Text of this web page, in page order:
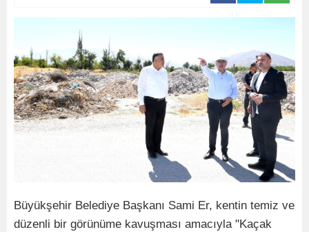
Büyükşehir Belediye Başkanı Sami Er, kentin temiz ve
düzenli bir görünüme kavuşması amacıyla "Kaçak